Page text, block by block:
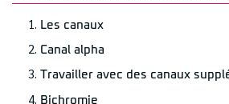
Les canaux
Canal alpha
Travailler avec des canaux
Bichromie